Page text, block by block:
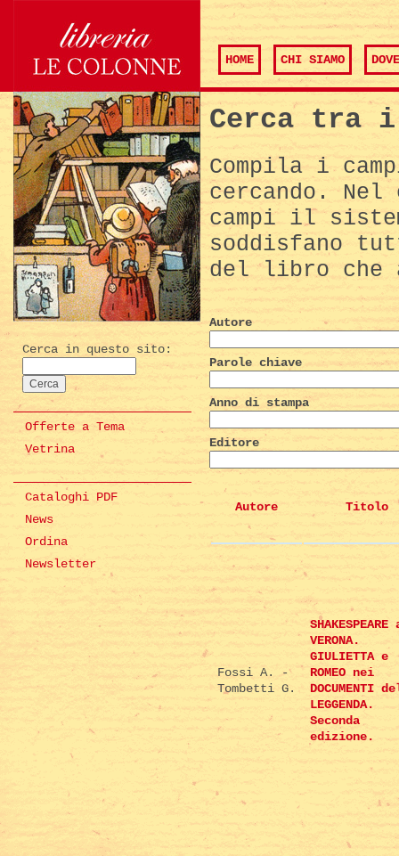
HOME CHI SIAMO
Cerca in questo sito:
Offerte a Tema
Vetrina
Cataloghi PDF
News
Ordina
Newsletter
Cerca tra
Compila i
cercando.
campi il
soddisfano
del libro che
Autore
Parole chiave
Anno di stampa
Editore
Autore Titolo
Fossi A. -
Tombetti G.
SHAKESPEARE
VERONA.
GIULIETTA e
ROMEO nei
DOCUMENTI
LEGGENDA.
Seconda
edizione.